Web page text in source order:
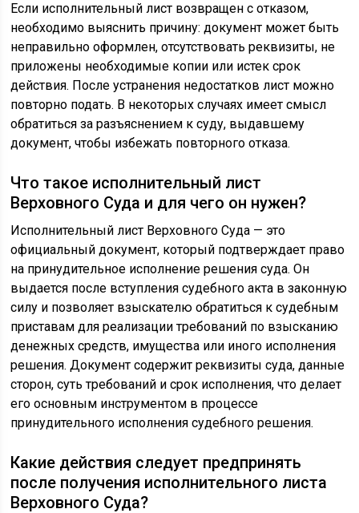
Если исполнительный лист возвращен с отказом,
необходимо выяснить причину: документ может быть
неправильно оформлен, отсутствовать реквизиты, не
приложены необходимые копии или истек срок
действия. После устранения недостатков лист можно
повторно подать. В некоторых случаях имеет смысл
обратиться за разъяснением к суду, выдавшему
документ, чтобы избежать повторного отказа.
Что такое исполнительный лист
Верховного Суда и для чего он нужен?
Исполнительный лист Верховного Суда — это
официальный документ, который подтверждает право
на принудительное исполнение решения суда. Он
выдается после вступления судебного акта в законную
силу и позволяет взыскателю обратиться к судебным
приставам для реализации требований по взысканию
денежных средств, имущества или иного исполнения
решения. Документ содержит реквизиты суда, данные
сторон, суть требований и срок исполнения, что делает
его основным инструментом в процессе
принудительного исполнения судебного решения.
Какие действия следует предпринять
после получения исполнительного листа
Верховного Суда?